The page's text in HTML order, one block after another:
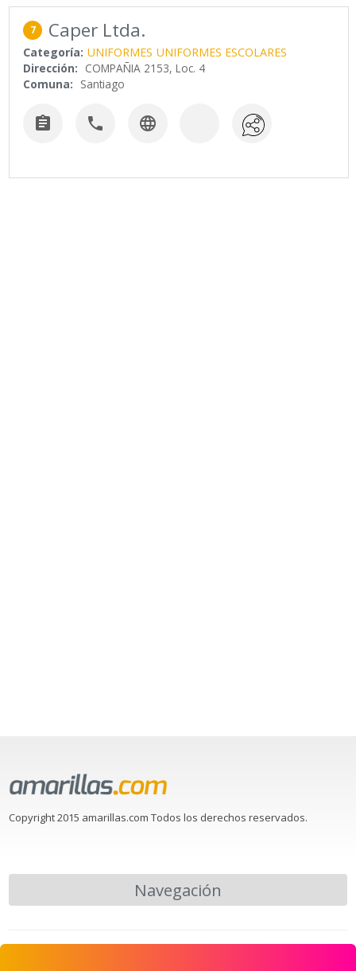
7 Caper Ltda.
Categoría: UNIFORMES UNIFORMES ESCOLARES
Dirección: COMPAÑIA 2153, Loc. 4
Comuna: Santiago
  
Copyright 2015 amarillas.com Todos los derechos reservados.
Navegación